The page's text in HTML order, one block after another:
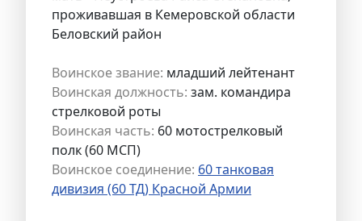
проживавшая в Кемеровской области
Беловский район
Воинское звание: младший лейтенант
Воинская должность: зам. командира
стрелковой роты
Воинская часть: 60 мотострелковый
полк (60 МСП)
Воинское соединение: 60 танковая
дивизия (60 ТД) Красной Армии